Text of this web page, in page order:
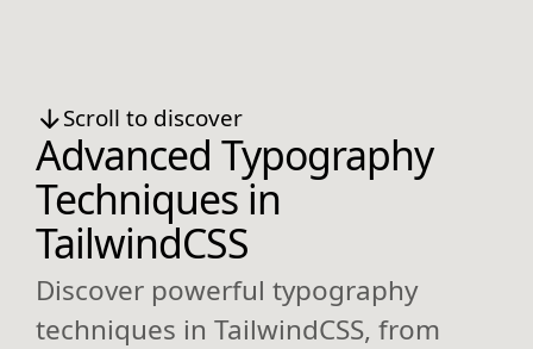
Scroll to discover
Advanced Typography
Techniques in
TailwindCSS
Discover powerful typography
techniques in TailwindCSS, from